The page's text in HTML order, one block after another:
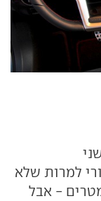
למרות שלא
- אבל